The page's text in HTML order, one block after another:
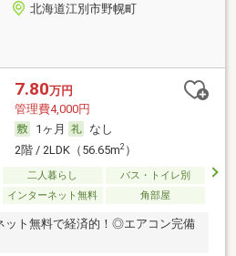
北海道江別市野幌町
7.80万円
管理費4,000円
1ヶ月
なし
2階 / 2LDK（56.65m2）
二人暮らし
バス・トイレ別
インターネット無料 角部屋
ト無料で経済的！◎エアコン完備